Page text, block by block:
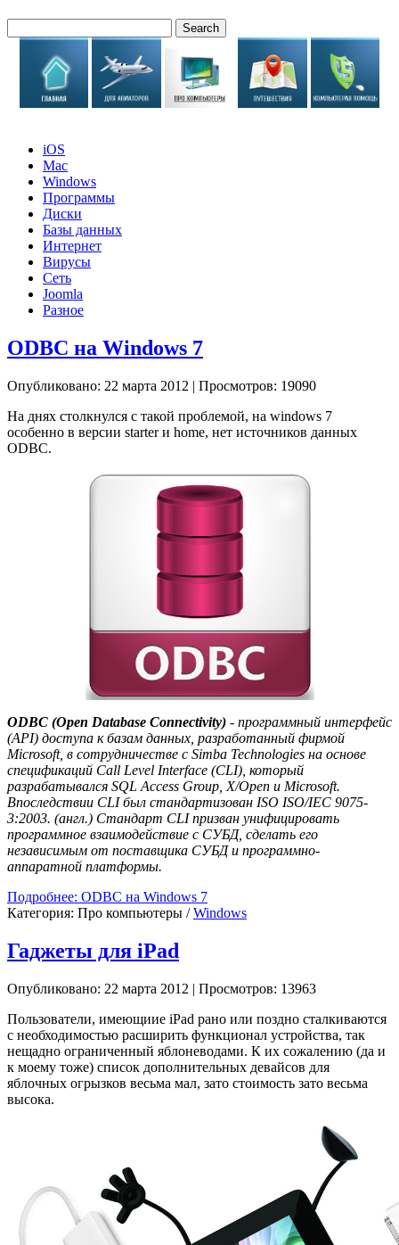
iOS
Mac
Windows
Программы
Диски
Базы данных
Интернет
Вирусы
Сеть
Joomla
Разное
ODBC на Windows 7
Опубликовано: 22 марта 2012 | Просмотров: 19090
На днях столкнулся с такой проблемой, на windows 7
особенно в версии starter и home, нет источников данных
ODBC.
ODBC (Open Database Connectivity) - программный интерфейс
(API) доступа к базам данных, разработанный фирмой
Microsoft, в сотрудничестве с Simba Technologies на основе
спецификаций Call Level Interface (CLI), который
разрабатывался SQL Access Group, X/Open и Microsoft.
Впоследствии CLI был стандартизован ISO ISO/IEC 9075-
3:2003. (англ.) Стандарт CLI призван унифицировать
программное взаимодействие с СУБД, сделать его
независимым от поставщика СУБД и программно-
аппаратной платформы.
Подробнее: ODBC на Windows 7
Категория: Про компьютеры /Windows
Гаджеты для iPad
Опубликовано: 22 марта 2012 | Просмотров: 13963
Пользователи, имеющиие iPad рано или поздно сталкиваются
с необходимостью расширить функционал устройства, так
нещадно ограниченный яблоневодами. К их сожалению (да и
к моему тоже) список дополнительных девайсов для
яблочных огрызков весьма мал, зато стоимость зато весьма
высока.